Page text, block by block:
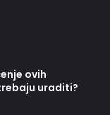
ovih
uraditi?